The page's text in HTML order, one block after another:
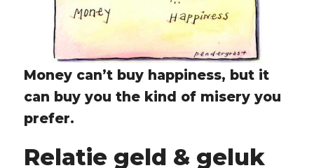
Money can’t buy happiness, but it
can buy you the kind of misery you
prefer.
Relatie geld & geluk